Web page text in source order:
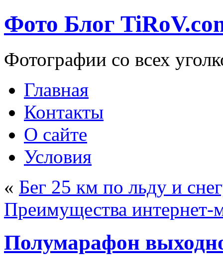
Фото Блог
Фотографии со всех
Главная
Контакты
О сайте
Условия
« Бег 25 км по льду и
Преимущества интернет-
Полумарафон